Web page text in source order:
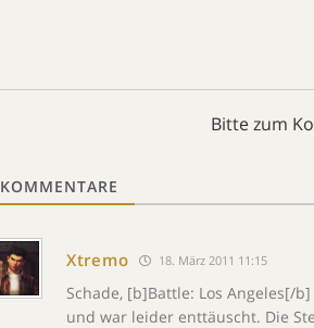
Bitte zum
KOMMENTARE
Xtremo 18. März 2011 11:15
Schade, [b]Battle: Los Angeles[/
und war leider enttäuscht. Die